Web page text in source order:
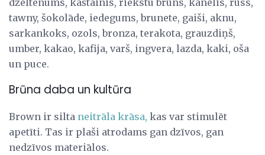
tawny, šokolāde, iedegums, brunete, gaiši, aknu,
sarkankoks, ozols, bronza, terakota, grauzdiņš,
umber, kakao, kafija, varš, ingvera, lazda, kaki, oša
un puce.
Brūna daba un kultūra
Brown ir silta neitrāla krāsa, kas var stimulēt
apetīti. Tas ir plaši atrodams gan dzīvos, gan
nedzīvos materiālos.